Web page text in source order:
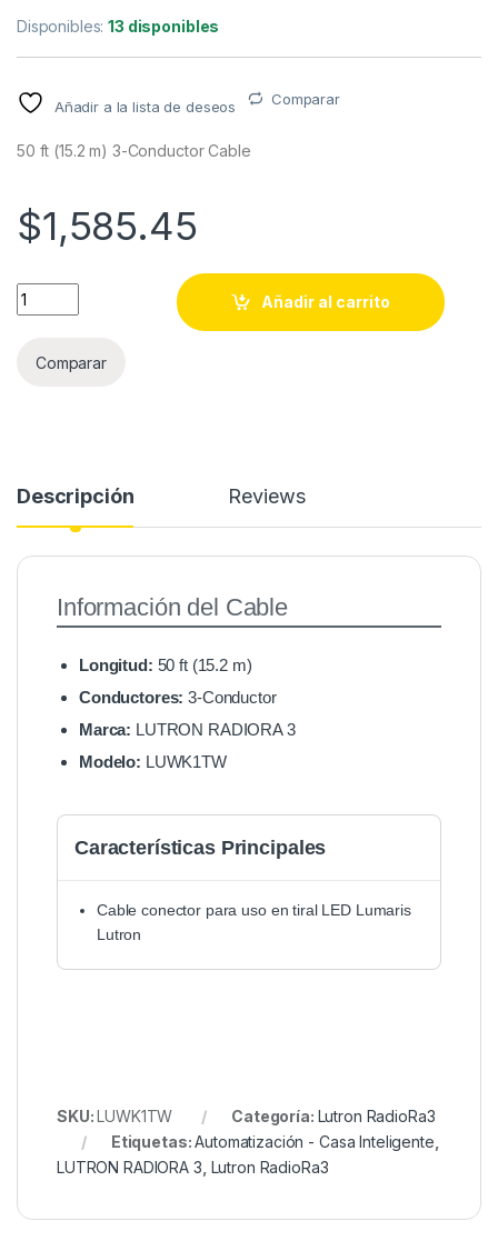
Disponibles:13 disponibles
Añadir a la lista de deseos Comparar
50 ft (15.2 m) 3-Conductor Cable
$1,585.45
50 ft (15.2 m) 3-Conductor Cable quantity
Añadir al carrito
Comparar
Descripción Reviews
Información del Cable
Longitud: 50 ft (15.2 m)
Conductores: 3-Conductor
Marca: LUTRON RADIORA 3
Modelo: LUWK1TW
Características Principales
Cable conector para uso en tiral LED Lumaris
Lutron
SKU:LUWK1TW Categoría: Lutron RadioRa3
Etiquetas:Automatización - Casa Inteligente
LUTRON RADIORA 3 Lutron RadioRa3